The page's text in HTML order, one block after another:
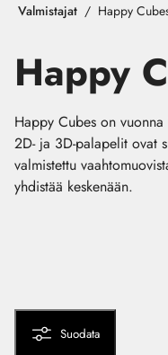
Valmistajat Happy
Happy
Happy Cubes on
2D- ja 3D-palapelit ovat
valmistettu
yhdistää keskenään.
Suodata